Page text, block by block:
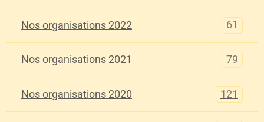
Nos organisations 2022 61
Nos organisations 2021 79
Nos organisations 2020 121